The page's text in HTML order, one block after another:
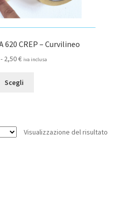
620 CREP – Curvilineo
- 2,50€Fascia
prezzo:
iva inclusa
Scegli
Le
Visualizzazione del risultato